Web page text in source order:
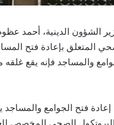
اليوم الثلاثاء 2 جوان 2020، وزير
المتعلق بإعادة فتح
والمساجد فإنه يقع
إعادة فتح الجوامع